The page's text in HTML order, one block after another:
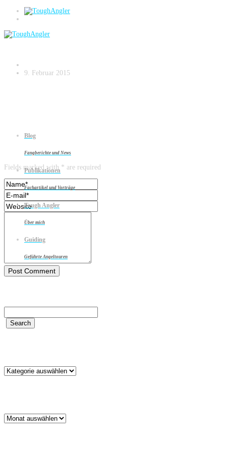
Blog
Fangberichte und News
Publikationen
Fachartikel und Vorträge
Tough Angler
Über mich
Guiding
Geführte Angeltouren
Zanderangeln am Strom – small.038
9. Februar 2015
Leave a reply
Fields marked with * are required
Kategorien
Archiv